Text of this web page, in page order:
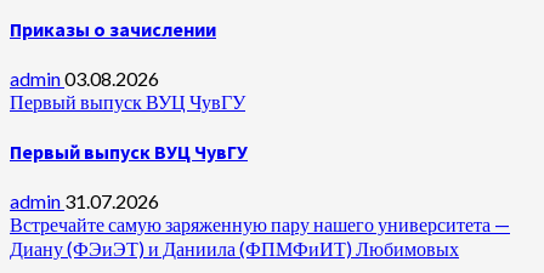
Приказы о зачислении
admin03.08.2026
Первый выпуск ВУЦ ЧувГУ
Первый выпуск ВУЦ ЧувГУ
admin 31.07.2026
Встречайте самую заряженную пару нашего университета —
Диану (ФЭиЭТ) и Даниила (ФПМФиИТ) Любимовых